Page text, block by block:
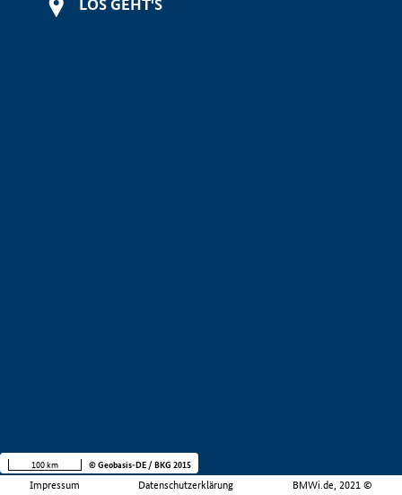
LOS GEHT'S
Impressum Datenschutzerklärung BMWi.de, 2021 ©
100 km © Geobasis-DE / BKG 2015